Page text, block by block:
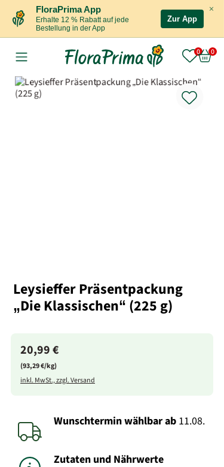
×
FloraPrima App
Erhalte 12 % Rabatt auf jede
Bestellung in der App
Zur App
Leysieffer Präsentpackung
„Die Klassischen“ (225 g)
20,99 €
(93,29 €/kg)
inkl. MwSt., zzgl. Versand
Wunschtermin wählbarab 11.08.
Zutaten und Nährwerte